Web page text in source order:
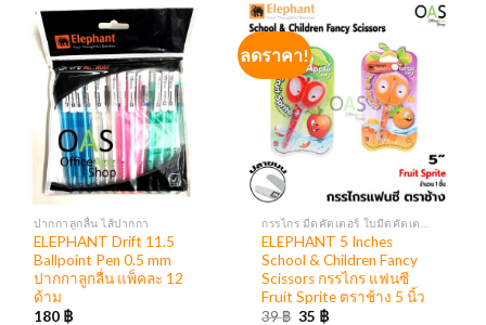
ลดราคา!
ELEPHANT 5 Inches
School & Children Fancy
Scissors กรรไกร แฟนซี
Fruit Sprite ตราช้าง 5 นิ้ว
39฿ 35 ฿
ปากกาลูกลื่น ไส้ปากกา
ELEPHANT Drift 11.5
ฺBallpoint Pen 0.5 mm
ปากกาลูกลื่น แพ็คละ 12
ด้าม
180 ฿